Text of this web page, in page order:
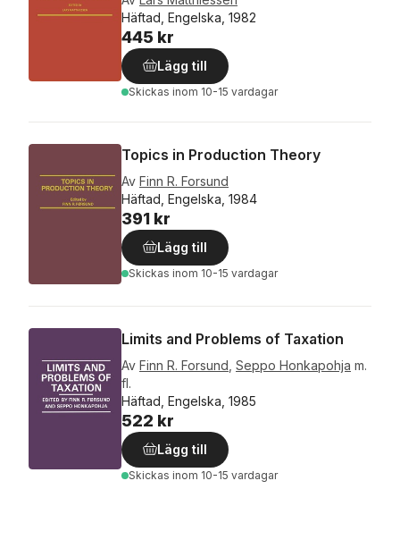
Häftad, Engelska, 1982
445 kr
Lägg till
Skickas inom 10-15 vardagar
Topics in Production Theory
Av Finn R. Forsund
Häftad, Engelska, 1984
391 kr
Lägg till
Skickas inom 10-15 vardagar
Limits and Problems of Taxation
Av Finn R. Forsund Seppo Honkapohja m.
fl.
Häftad, Engelska, 1985
522 kr
Lägg till
Skickas inom 10-15 vardagar